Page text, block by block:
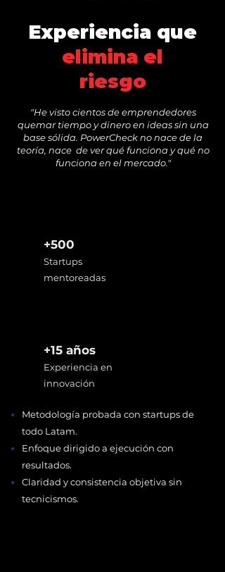
Experiencia que
elimina el
riesgo
"He visto cientos de emprendedores
quemar tiempo y dinero en ideas sin una
base sólida. PowerCheck no nace de la
teoría, nace de ver qué funciona y qué no
funciona en el mercado."
+500
Startups
mentoreadas
+15 años
Experiencia en
innovación
Metodología probada con startups de
todo Latam.
Enfoque dirigido a ejecución con
resultados.
Claridad y consistencia objetiva sin
tecnicismos.​